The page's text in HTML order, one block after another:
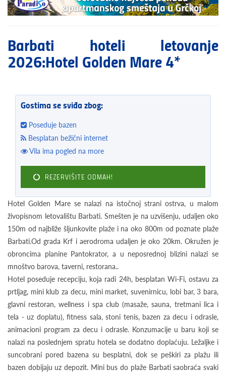
Barbati hoteli letovanje
2026:Hotel Golden Mare 4*
Gostima se sviđa zbog:
Poseduje bazen
Besplatan bežični internet
Vila ima pogled na more
REZERVIŠITE ODMAH!
Hotel Golden Mare se nalazi na istočnoj strani ostrva, u malom
živopisnom letovalištu Barbati. Smešten je na uzvišenju, udaljen oko
150m od najbliže šljunkovite plaže i na oko 800m od poznate plaže
Barbati.Od grada Krf i aerodroma udaljen je oko 20km. Okružen je
obroncima planine Pantokrator, a u neposrednoj blizini nalazi se
mnoštvo barova, taverni, restorana..
Hotel poseduje recepciju, koja radi 24h, besplatan Wi-Fi, ostavu za
prtljag, mini klub za decu, mini market, suvenirnicu, lobi bar, 3 bara,
glavni restoran, wellness i spa club (masaže, sauna, tretmani lica i
tela - uz doplatu), fitness sala, stoni tenis, bazen za decu i odrasle,
animacioni program za decu i odrasle. Konzumacije u baru koji se
nalazi na poslednjem spratu hotela se dodatno doplaćuju. Ležaljke i
suncobrani pored bazena su besplatni, dok se peškiri za plažu ili
bazen dobijaju uz depozit. Mini bus do plaže Barbati saobraća svaki